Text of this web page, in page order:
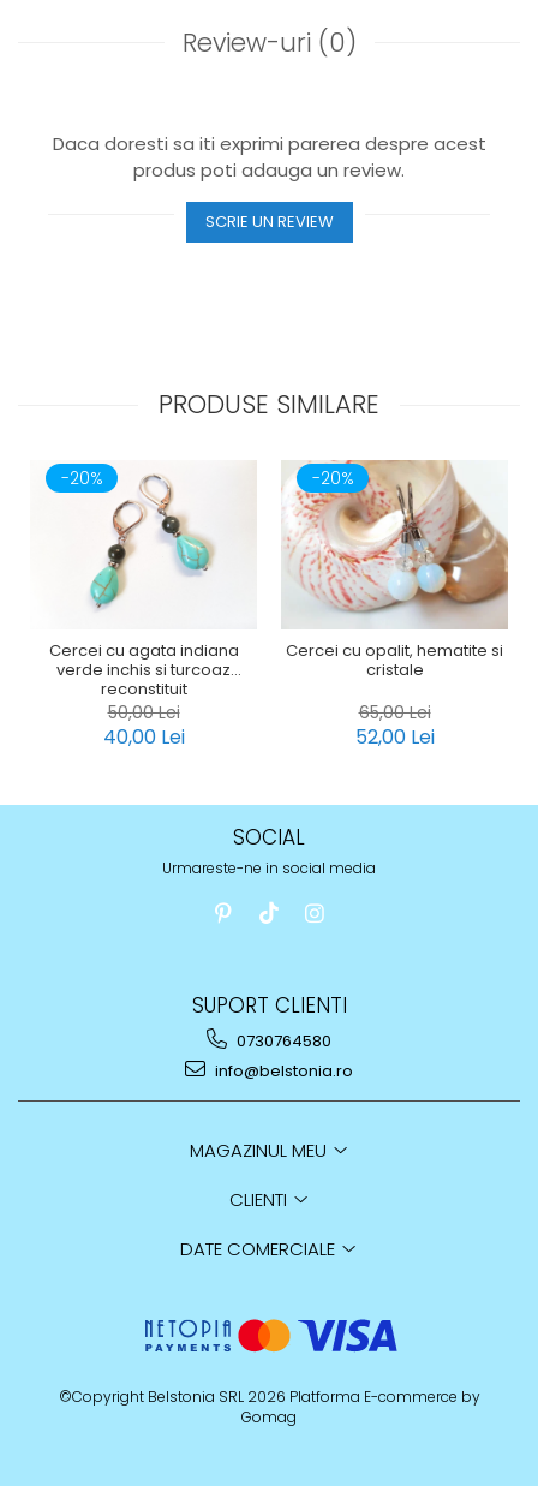
Review-uri (0)
Daca doresti sa iti exprimi parerea despre acest
produs poti adauga un review.
SCRIE UN REVIEW
PRODUSE SIMILARE
-20%
Cercei cu agata indiana
verde inchis si turcoaz
reconstituit
50,00 Lei
40,00 Lei
-20%
Cercei cu opalit, hematite si
cristale
65,00 Lei
52,00 Lei
SOCIAL
Urmareste-ne in social media
SUPORT CLIENTI
0730764580
info@belstonia.ro
MAGAZINUL MEU
CLIENTI
DATE COMERCIALE
©Copyright Belstonia SRL 2026 Platforma E-commerce by
Gomag